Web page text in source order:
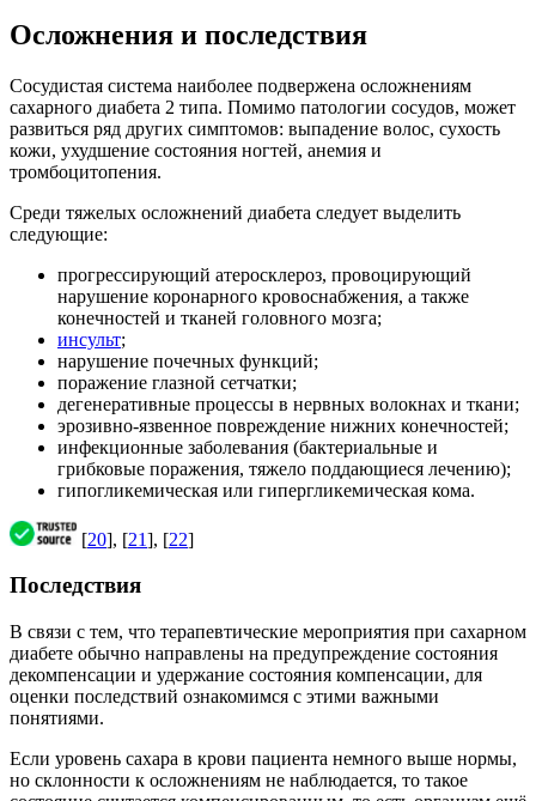
Осложнения и последствия
Сосудистая система наиболее подвержена осложнениям
сахарного диабета 2 типа. Помимо патологии сосудов, может
развиться ряд других симптомов: выпадение волос, сухость
кожи, ухудшение состояния ногтей, анемия и
тромбоцитопения.
Среди тяжелых осложнений диабета следует выделить
следующие:
прогрессирующий атеросклероз, провоцирующий
нарушение коронарного кровоснабжения, а также
конечностей и тканей головного мозга;
инсульт;
нарушение почечных функций;
поражение глазной сетчатки;
дегенеративные процессы в нервных волокнах и ткани;
эрозивно-язвенное повреждение нижних конечностей;
инфекционные заболевания (бактериальные и
грибковые поражения, тяжело поддающиеся лечению);
гипогликемическая или гипергликемическая кома.
[20], [21], [22]
Последствия
В связи с тем, что терапевтические мероприятия при сахарном
диабете обычно направлены на предупреждение состояния
декомпенсации и удержание состояния компенсации, для
оценки последствий ознакомимся с этими важными
понятиями.
Если уровень сахара в крови пациента немного выше нормы,
но склонности к осложнениям не наблюдается, то такое